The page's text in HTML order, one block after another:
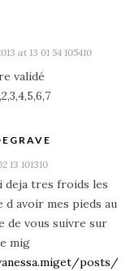
at 13 01 54 105410
validé
13 101310
deja tres froids les
d avoir mes pieds au
de vous suivre sur
mig
posts/